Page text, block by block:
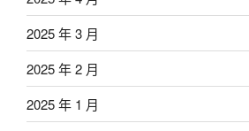
2025 年 3 月
2025 年 2 月
2025 年 1 月